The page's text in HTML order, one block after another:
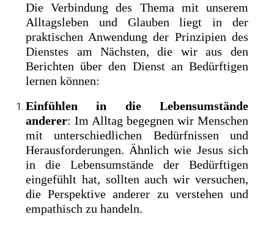
Die Verbindung des Thema mit unserem
Alltagsleben und Glauben liegt in der
praktischen Anwendung der Prinzipien des
Dienstes am Nächsten, die wir aus den
Berichten über den Dienst an Bedürftigen
lernen können:
Einfühlen in die Lebensumstände
anderer: Im Alltag begegnen wir Menschen
mit unterschiedlichen Bedürfnissen und
Herausforderungen. Ähnlich wie Jesus sich
in die Lebensumstände der Bedürftigen
eingefühlt hat, sollten auch wir versuchen,
die Perspektive anderer zu verstehen und
empathisch zu handeln.